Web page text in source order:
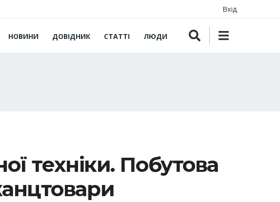
Вхід
НОВИНИ ДОВІДНИК СТАТТІ ЛЮДИ
техніки. Побутова